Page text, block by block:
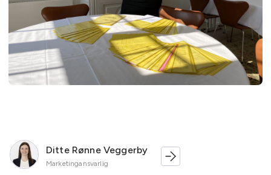
Ditte Rønne Veggerby
Marketingansvarlig